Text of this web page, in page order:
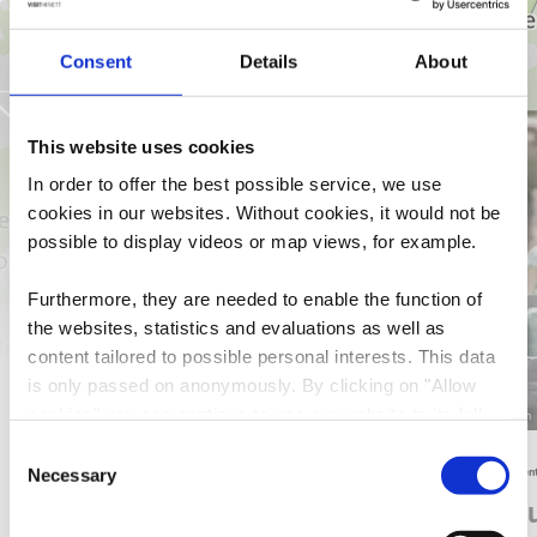
Consent Details About
This website uses cookies
In order to offer the best possible service, we use
cookies in our websites. Without cookies, it would not be
possible to display videos or map views, for example.
Furthermore, they are needed to enable the function of
the websites, statistics and evaluations as well as
content tailored to possible personal interests. This data
is only passed on anonymously. By clicking on "Allow
possible later deactivation in our
at any
Selection
NecessaryWo? Rue Jean-Pierre Bausch, L-4114 Esch-sur-Alzette
Ville d'Esch
Wo?